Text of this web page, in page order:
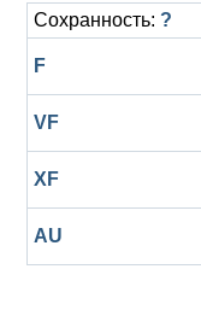
Сохранность: ?
F
VF
XF
AU